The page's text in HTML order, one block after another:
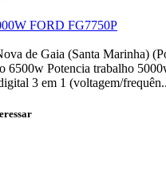
FORD FG7750P
de Gaia (Santa Marinha)
6500w Potencia trabalho
3 em 1 (voltagem/